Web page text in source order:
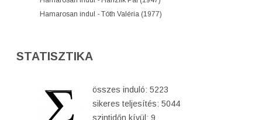
Hamarosan indul - Tóth Valéria (1977)
STATISZTIKA
összes induló: 5223
sikeres teljesítés: 5044
szintidőn kívül: 9